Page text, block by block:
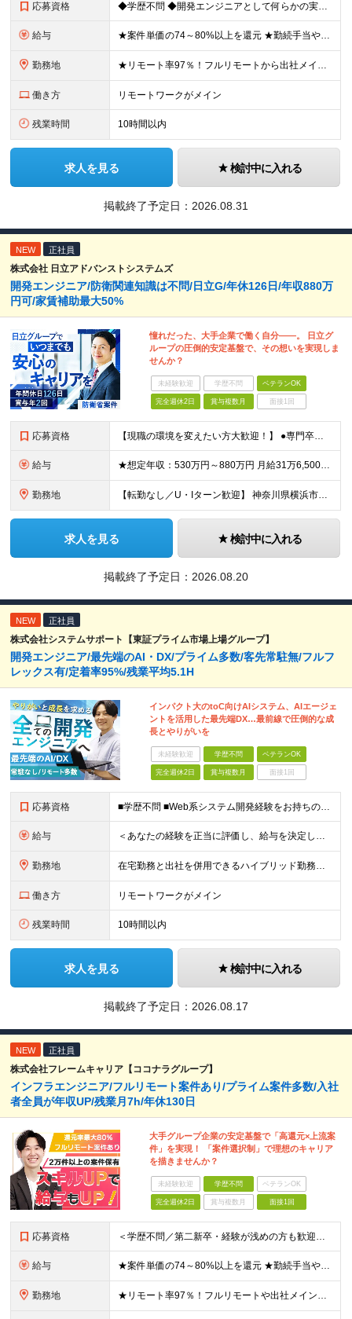
応募資格 ◆学歴不問 ◆開発エンジニアとして何らかの実務経験をお持ちの方 ※経験年数は問いません。 ≪こんな方にピッタリ≫ □ 今の現場のまま給与を上げたい □ 毎日コードを書くだけの環境から抜け出したい □
給与 ★案件単価の74～80%以上を還元 ★勤続手当やリーダー手当の他に社員同士でのランチ代手当などのちょっと嬉しい手当も。 月給30万円～70万円＋各種手当＋賞与（年1回/実績による） ※経験・スキルを
勤務地 ★リモート率97％！フルリモートから出社メインまで、希望に合わせて選べます ★全国47都道府県のプロジェクト先で勤務可能。転勤はありません！ ＜本社＞ 東京都渋谷区渋谷2-19-15 宮益坂ビルディ
働き方 リモートワークがメイン
残業時間 10時間以内
求人を見る 検討中に入れる
掲載終了予定日： 2026.08.31
NEW 正社員
株式会社 日立アドバンストシステムズ
開発エンジニア/防衛関連知識は不問/日立G/年休126日/年収880万
円可/家賃補助最大50%
憧れだった、大手企業で働く自分――。 日立グ
ループの圧倒的安定基盤で、その想いを実現しま
せんか？
未経験歓迎 学歴不問 ベテランOK
完全週休2日 賞与複数月 面接1回
応募資格 【現職の環境を変えたい方大歓迎！】 ●専門卒以上 ●何らかのアプリケーション開発経験をお持ちの方 ※担当フェーズ（設計・構築・試験・保守など）、開発言語、防衛分野の知識は一切不問です！ ★求める人
給与 ★想定年収：530万円～880万円 月給31万6,500円～47万2,500円＋賞与年2回＋各種手当 ※経験・年齢・スキルを考慮の上、当社規定により決定します。 ※残業代は別途全額支給します。 ※
勤務地 【転勤なし／U・Iターン歓迎】 神奈川県横浜市戸塚区吉田町292番地 ※(変更の範囲)上記を除く当社関連勤務地
求人を見る 検討中に入れる
掲載終了予定日： 2026.08.20
NEW 正社員
株式会社システムサポート【東証プライム市場上場グループ】
開発エンジニア/最先端のAI・DX/プライム多数/客先常駐無/フルフ
レックス有/定着率95%/残業平均5.1H
インパクト大のtoC向けAIシステム、AIエージェ
ントを活用した最先端DX…最前線で圧倒的な成
長とやりがいを
未経験歓迎 学歴不問 ベテランOK
完全週休2日 賞与複数月 面接1回
応募資格 ■学歴不問 ■Web系システム開発経験をお持ちの方 ★設計・開発経験～運用保守まで幅広く募集します ★Google Cloud・AWS・Azureなど、クラウド技術は問いませんが、経験・知見が深い方は
給与 ＜あなたの経験を正当に評価し、給与を決定します！＞ 想定年収450万円～1,000万円 └月給30万8000円～＋賞与年2回 ◎在宅勤務手当あり ◎交通費100％支給 ◎資格取得奨励制度(一時金/資格
勤務地 在宅勤務と出社を併用できるハイブリッド勤務！ （出社は週1～3日程度ですが、ご希望に合わせて柔軟に対応可能です。） ≪東京オフィス≫ 東京都新宿区西新宿2-6-1 新宿住友ビル26F ※(業務の変
働き方 リモートワークがメイン
残業時間 10時間以内
求人を見る 検討中に入れる
掲載終了予定日： 2026.08.17
NEW 正社員
株式会社フレームキャリア【ココナラグループ】
インフラエンジニア/フルリモート案件あり/プライム案件多数/入社
者全員が年収UP/残業月7h/年休130日
大手グループ企業の安定基盤で「高還元×上流案
件」を実現！ 「案件選択制」で理想のキャリア
を描きませんか？
未経験歓迎 学歴不問 ベテランOK
完全週休2日 賞与複数月 面接1回
応募資格 ＜学歴不問／第二新卒・経験が浅めの方も歓迎！＞ ◆インフラエンジニアとして何らかの経験をお持ちの方 └運用保守のみの経験や、経験が浅い方もお気軽にご応募ください！ ≪こんな方にピッタリ≫ □ 今の現
給与 ★案件単価の74～80%以上を還元 ★勤続手当や社員同士のランチ代手当などうれしい手当が多数 月給30万円～70万円＋各種手当＋賞与（年1回/実績による） ※経験・スキルを考慮して決定します。 ※固
勤務地 ★リモート率97％！フルリモートや出社メインなど希望に合わせて選べます ★全国47都道府県のプロジェクト先で勤務可能。転勤なし！ ＜本社＞ 東京都渋谷区渋谷2-19-15 宮益坂ビルディング609